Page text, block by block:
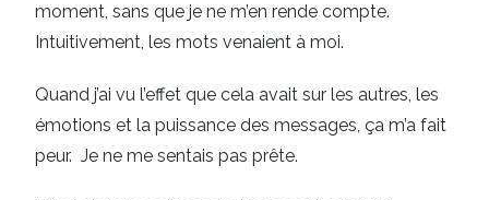
moment, sans que je ne m’en rende compte.
Intuitivement, les mots venaient à moi.
Quand j’ai vu l’effet que cela avait sur les autres, les
émotions et la puissance des messages, ça m’a fait
peur. Je ne me sentais pas prête.